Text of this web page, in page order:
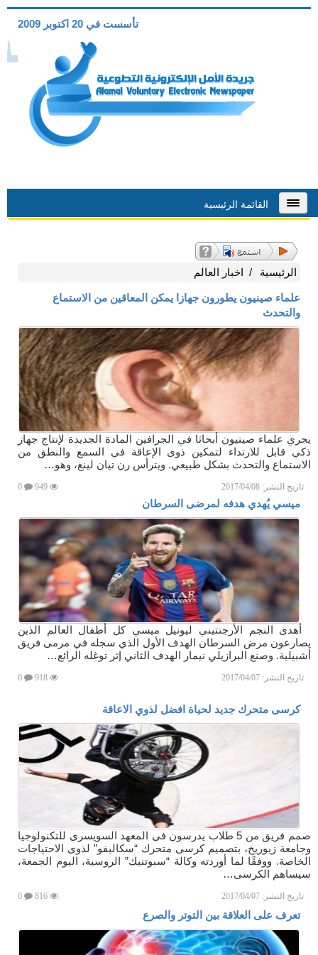
تأسست في 20 اكتوبر 2009
القائمة الرئيسية
الرئيسية اخبار العالم
علماء صينيون يطورون جهازا يمكن المعاقين من الاستماع
والتحدث
يجري علماء صينيون أبحاثا في الجرافين المادة الجديدة لإنتاج جهاز
ذكي قابل للارتداء لتمكين ذوى الإعاقة في السمع والنطق من
الاستماع والتحدث بشكل طبيعي. ويترأس رن تيان لينغ، وهو…
تاريخ النشر: 2017/04/08
ميسي يُهدي هدفه لمرضى السرطان
أهدى النجم الأرجنتيني ليونيل ميسي كل أطفال العالم الذين
يصارعون مرض السرطان الهدف الأول الذي سجله في مرمى فريق
أشبيلية. وصنع البرازيلي نيمار الهدف الثاني إثر توغله الرائع…
تاريخ النشر: 2017/04/07
كرسى متحرك جديد لحياة افضل لذوي الاعاقة
صمم فريق من 5 طلاب يدرسون فى المعهد السويسرى للتكنولوجيا
وجامعة زيوريخ، بتصميم كرسى متحرك “سكاليفو” لذوى الاحتياجات
الخاصة. ووفقًا لما أوردته وكالة “سبوتنيك” الروسية، اليوم الجمعة،
سيساهم الكرسى…
تاريخ النشر: 2017/04/07
تعرف على العلاقة بين التوتر والصرع